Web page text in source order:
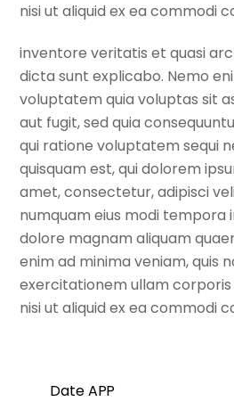
nisi ut aliquid ex ea commodi
inventore veritatis et quasi
dicta sunt explicabo. Nemo
voluptatem quia voluptas sit
aut fugit, sed quia
qui ratione voluptatem sequi
quisquam est, qui dolorem
amet, consectetur, adipisci
numquam eius modi tempora
dolore magnam aliquam
enim ad minima veniam, quis
exercitationem ullam
nisi ut aliquid ex ea commodi
Date APP